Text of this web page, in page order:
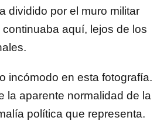
dividido por el muro militar
aquí, lejos de los
incómodo en esta fotografía.
la aparente normalidad de la
política que representa.